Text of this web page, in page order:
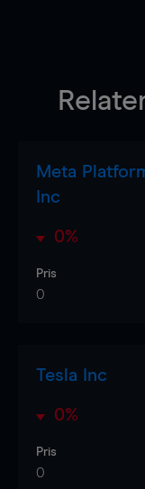
Meta
Inc
0%
Pris
0
Tesla Inc
0%
Pris
0